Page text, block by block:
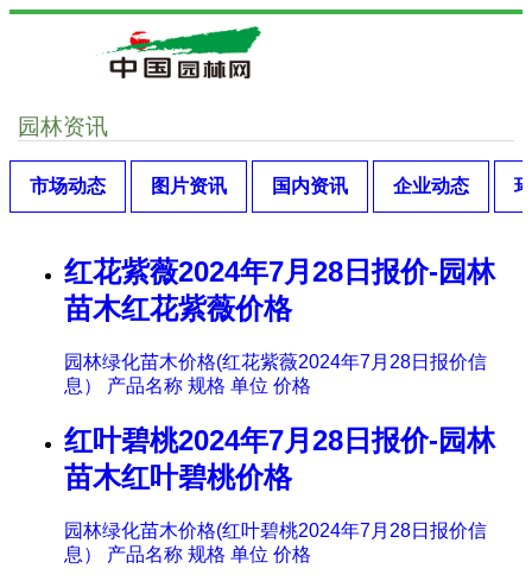
园林资讯
市场动态 图片资讯 国内资讯 企业动态
红花紫薇2024年7月28日报价-园林
苗木红花紫薇价格
园林绿化苗木价格(红花紫薇2024年7月28日报价信
息） 产品名称 规格 单位 价格
红叶碧桃2024年7月28日报价-园林
苗木红叶碧桃价格
园林绿化苗木价格(红叶碧桃2024年7月28日报价信
息） 产品名称 规格 单位 价格